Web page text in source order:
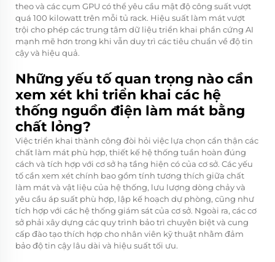
theo và các cụm GPU có thể yêu cầu mật độ công suất vượt
quá 100 kilowatt trên mỗi tủ rack. Hiệu suất làm mát vượt
trội cho phép các trung tâm dữ liệu triển khai phần cứng AI
mạnh mẽ hơn trong khi vẫn duy trì các tiêu chuẩn về độ tin
cậy và hiệu quả.
Những yếu tố quan trọng nào cần
xem xét khi triển khai các hệ
thống nguồn điện làm mát bằng
chất lỏng?
Việc triển khai thành công đòi hỏi việc lựa chọn cẩn thận các
chất làm mát phù hợp, thiết kế hệ thống tuần hoàn đúng
cách và tích hợp với cơ sở hạ tầng hiện có của cơ sở. Các yếu
tố cần xem xét chính bao gồm tính tương thích giữa chất
làm mát và vật liệu của hệ thống, lưu lượng dòng chảy và
yêu cầu áp suất phù hợp, lập kế hoạch dự phòng, cũng như
tích hợp với các hệ thống giám sát của cơ sở. Ngoài ra, các cơ
sở phải xây dựng các quy trình bảo trì chuyên biệt và cung
cấp đào tạo thích hợp cho nhân viên kỹ thuật nhằm đảm
bảo độ tin cậy lâu dài và hiệu suất tối ưu.